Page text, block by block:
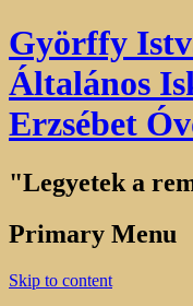
Györffy
Általános
Erzsébet
"Legyetek a
Primary Menu
Skip to content